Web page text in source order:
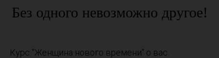
Без одного невозможно другое!
Курс "Женщина нового времени" о вас.